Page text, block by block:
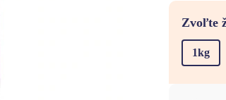
Zvoľte
1kg